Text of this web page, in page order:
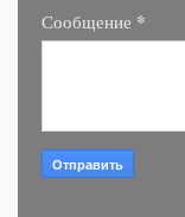
Сообщение *